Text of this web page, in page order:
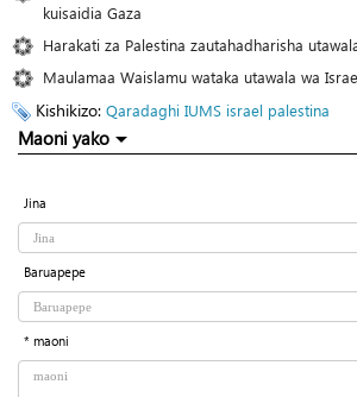
kuisaidia Gaza
Harakati za Palestina zautahadharisha
Maulamaa Waislamu wataka utawala wa
Kishikizo: Qaradaghi IUMS israel palestina
Maoni yako
Jina
Baruapepe
* maoni